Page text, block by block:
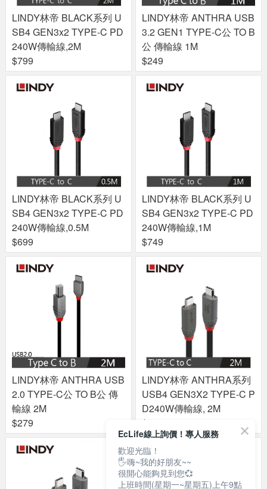
LINDY林帝 BLACK系列 U
SB4 GEN3x2 TYPE-C PD
240W傳輸線,2M
$799
LINDY林帝 ANTHRA USB
3.2 GEN1 TYPE-C公 TO B
公 傳輸線 1M
$249
LINDY林帝 BLACK系列 U
SB4 GEN3x2 TYPE-C PD
240W傳輸線,0.5M
$699
LINDY林帝 BLACK系列 U
SB4 GEN3x2 TYPE-C PD
240W傳輸線,1M
$749
LINDY林帝 ANTHRA USB
2.0 TYPE-C公 TO B公 傳
輸線 2M
$279
LINDY林帝 ANTHRA系列
USB4 GEN3X2 TYPE-C P
D240W傳輸線, 2M
$1280
EcLife線上詢價！專人服務
歡迎光臨！
🖐嗨~我的好朋友~~
很開心能夠見到您💞
上班時間(星期一~星期五)上午9點